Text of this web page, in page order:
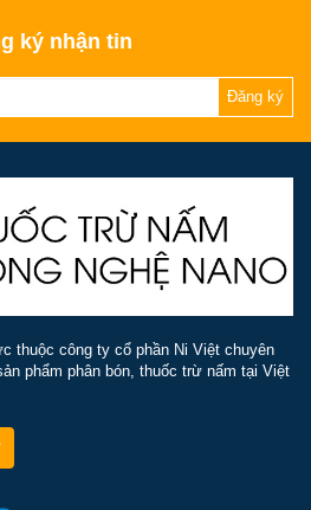
ký nhận tin
Đăng ký
thuộc công ty cổ phần Ni Việt chuyên
phẩm phân bón, thuốc trừ nấm tại Việt